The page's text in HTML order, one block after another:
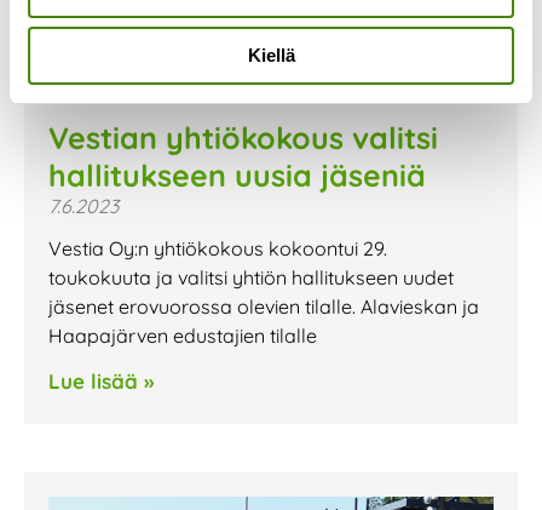
Kiellä
Vestian yhtiökokous valitsi
hallitukseen uusia jäseniä
7.6.2023
Vestia Oy:n yhtiökokous kokoontui 29.
toukokuuta ja valitsi yhtiön hallitukseen uudet
jäsenet erovuorossa olevien tilalle. Alavieskan ja
Haapajärven edustajien tilalle
Lue lisää »